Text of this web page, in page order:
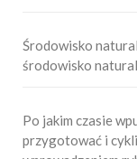
Środowisko
środowisko
Po jakim czasie
przygotować i